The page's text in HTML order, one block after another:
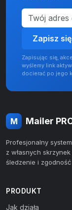
Zapisz się
Zapisując się,
wyślemy link
docierać po jego
M Mailer
Profesjonalny
z własnych
śledzenie i zgodność
PRODUKT
Jak działa